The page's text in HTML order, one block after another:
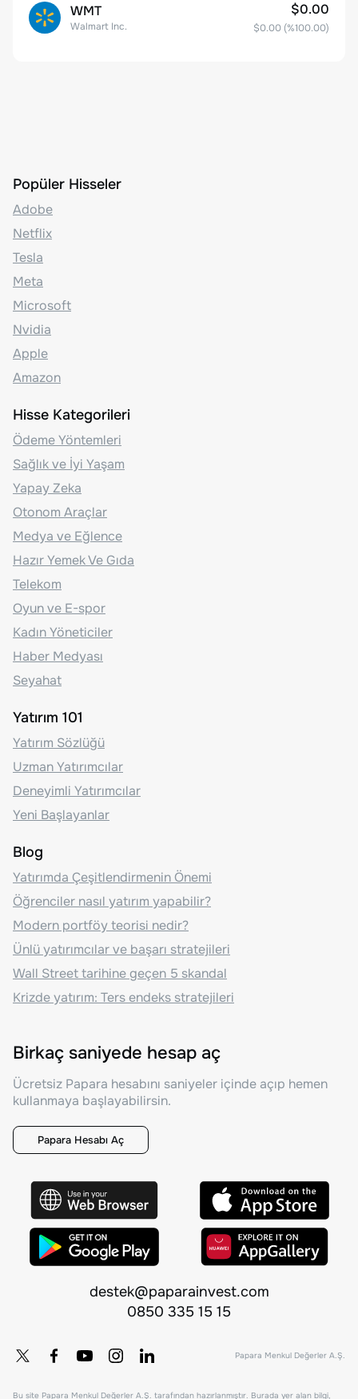
WMT
Walmart Inc.
$0.00
$0.00 (%100.00)
Popüler Hisseler
Adobe
Netflix
Tesla
Meta
Microsoft
Nvidia
Apple
Amazon
Hisse Kategorileri
Ödeme Yöntemleri
Sağlık ve İyi Yaşam
Yapay Zeka
Otonom Araçlar
Medya ve Eğlence
Hazır Yemek Ve Gıda
Telekom
Oyun ve E-spor
Kadın Yöneticiler
Haber Medyası
Seyahat
Yatırım 101
Yatırım Sözlüğü
Uzman Yatırımcılar
Deneyimli Yatırımcılar
Yeni Başlayanlar
Blog
Yatırımda Çeşitlendirmenin Önemi
Öğrenciler nasıl yatırım yapabilir?
Modern portföy teorisi nedir?
Ünlü yatırımcılar ve başarı stratejileri
Wall Street tarihine geçen 5 skandal
Krizde yatırım: Ters endeks stratejileri
Birkaç saniyede hesap aç
Ücretsiz Papara hesabını saniyeler içinde açıp hemen
kullanmaya başlayabilirsin.
Papara Hesabı Aç
destek@paparainvest.com
0850 335 15 15
Papara Menkul Değerler A.Ş.
Bu site Papara Menkul Değerler A.Ş. tarafından hazırlanmıştır. Burada yer alan bilgi,